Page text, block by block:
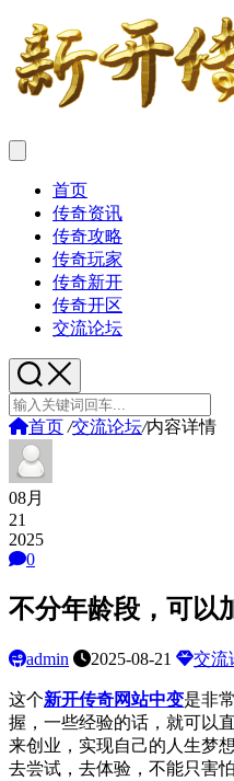
首页
传奇资讯
传奇攻略
传奇玩家
传奇新开
传奇开区
交流论坛
首页 /交流论坛/内容详情
08月
21
2025
0
不分年龄段，可以
admin 2025-08-21 交流
这个新开传奇网站中变是非
握，一些经验的话，就可以
来创业，实现自己的人生梦
去尝试，去体验，不能只害